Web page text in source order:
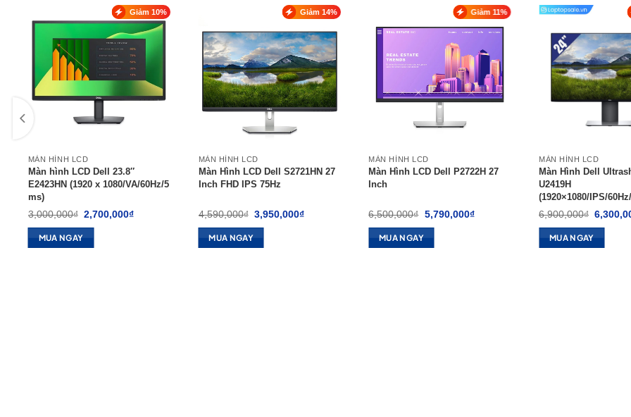
Giảm 10%
MÀN HÌNH LCD
Màn hình LCD Dell 23.8″
E2423HN (1920 x 1080/VA/60Hz/5
ms)
3,000,000₫ Giá
2,700,000₫Giá
MUA NGAY
Giảm 14%
MÀN HÌNH LCD
Màn Hình LCD Dell S2721HN 27
Inch FHD IPS 75Hz
4,590,000₫ Giá
là:
3,950,000₫Giá
MUA NGAY
Giảm 11%
MÀN HÌNH LCD
Màn Hình LCD Dell P2722H 27
Inch
6,500,000₫ Giá
là:
5,790,000₫Giá
MUA NGAY
MÀN HÌNH LCD
Màn Hình Dell
U2419H
(1920×1080/IPS/
6,900,000₫ Giá
MUA NGAY